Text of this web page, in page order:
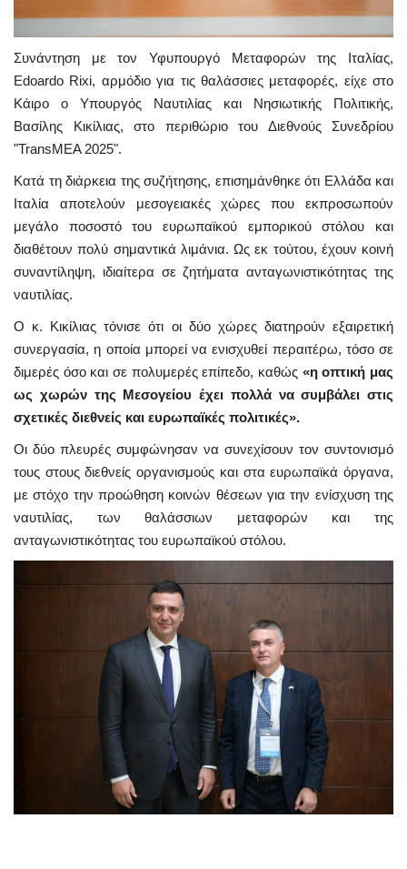
Συνάντηση με τον Υφυπουργό Μεταφορών της Ιταλίας,
Edoardo Rixi, αρμόδιο για τις θαλάσσιες μεταφορές, είχε στο
Κάιρο ο Υπουργός Ναυτιλίας και Νησιωτικής Πολιτικής,
Βασίλης Κικίλιας, στο περιθώριο του Διεθνούς Συνεδρίου
"TransMEA 2025".
Κατά τη διάρκεια της συζήτησης, επισημάνθηκε ότι Ελλάδα και
Ιταλία αποτελούν μεσογειακές χώρες που εκπροσωπούν
μεγάλο ποσοστό του ευρωπαϊκού εμπορικού στόλου και
διαθέτουν πολύ σημαντικά λιμάνια. Ως εκ τούτου, έχουν κοινή
συναντίληψη, ιδιαίτερα σε ζητήματα ανταγωνιστικότητας της
ναυτιλίας.
Ο κ. Κικίλιας τόνισε ότι οι δύο χώρες διατηρούν εξαιρετική
συνεργασία, η οποία μπορεί να ενισχυθεί περαιτέρω, τόσο σε
διμερές όσο και σε πολυμερές επίπεδο, καθώς «η οπτική μας
ως χωρών της Μεσογείου έχει πολλά να συμβάλει στις
σχετικές διεθνείς και ευρωπαϊκές πολιτικές».
Οι δύο πλευρές συμφώνησαν να συνεχίσουν τον συντονισμό
τους στους διεθνείς οργανισμούς και στα ευρωπαϊκά όργανα,
με στόχο την προώθηση κοινών θέσεων για την ενίσχυση της
ναυτιλίας, των θαλάσσιων μεταφορών και της
ανταγωνιστικότητας του ευρωπαϊκού στόλου.